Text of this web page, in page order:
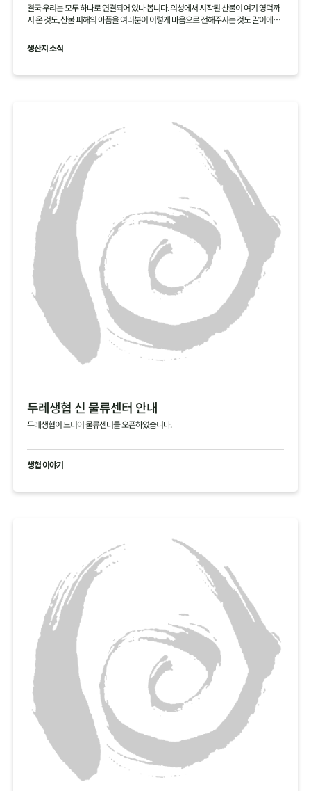
결국 우리는 모두 하나로 연결되어 있나 봅니다. 의성에서 시작된 산불이 여기 영덕까
지 온 것도, 산불 피해의 아픔을 여러분이 이렇게 마음으로 전해주시는 것도 말이에요.
본의 아니게 걱정을 끼쳐 죄송합니다. 여러분 덕분에 다시 힘을 내겠습니다. 진심으로
고맙습니다.
생산지 소식
두레생협 신 물류센터 안내
두레생협이 드디어 물류센터를 오픈하였습니다.
생협 이야기